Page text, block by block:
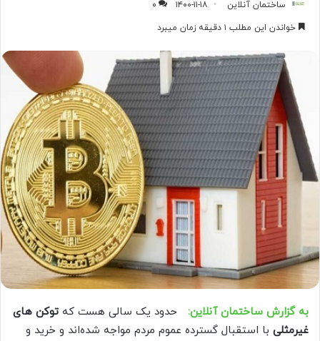
ساختمان آنلاین ۱۴۰۰-۱۱-۱۸
۰
خواندن این مطلب ۱ دقیقه زمان میبرد
به گزارش ساختمان آنلاین: حدود یک سالی هست که توکن های
غیرمثلی با استقبال گسترده عموم مردم مواجه شده‌اند و خرید و